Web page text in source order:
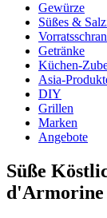
Gewürze
Süßes &
Getränke
Küchen-
Asia-
DIY
Grillen
Marken
Angebote
Süße
d'Armorine